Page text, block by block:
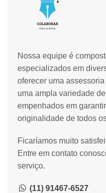
Nossa equipe é
especializados em
oferecer uma
uma ampla variedade
empenhados em
originalidade de todos
Ficaríamos muito
Entre em contato
serviço.
(11) 91467-6527